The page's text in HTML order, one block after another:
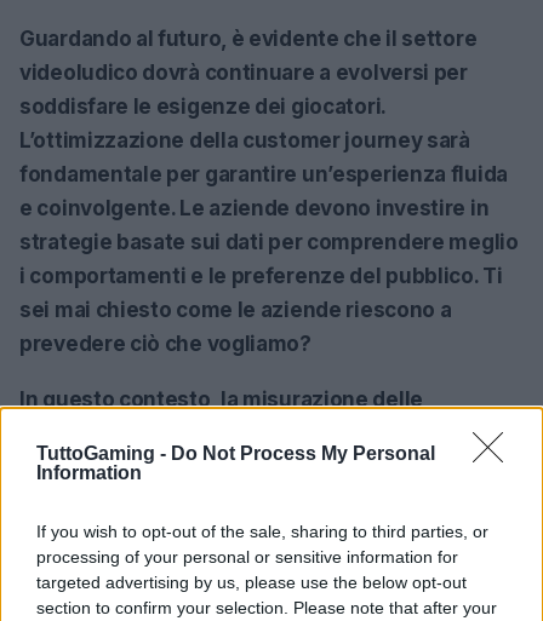
TuttoGaming - Do Not Process My Personal
Information
If you wish to opt-out of the sale, sharing to third parties, or
processing of your personal or sensitive information for
targeted advertising by us, please use the below opt-out
section to confirm your selection. Please note that after your
Guardando al futuro, è evidente che il settore
videoludico dovrà continuare a evolversi per
soddisfare le esigenze dei giocatori.
L’ottimizzazione della customer journey sarà
fondamentale per garantire un’esperienza fluida
e coinvolgente. Le aziende devono investire in
strategie basate sui dati per comprendere meglio
i comportamenti e le preferenze del pubblico. Ti
sei mai chiesto come le aziende riescono a
prevedere ciò che vogliamo?
In questo contesto, la misurazione delle
performance attraverso modelli di attribuzione
diventa essenziale. Ad esempio, analizzando il
possono valutare l’efficacia delle proprie
campagne di marketing e apportare le necessarie
ottimizzazioni. La chiave sarà quella di rimanere